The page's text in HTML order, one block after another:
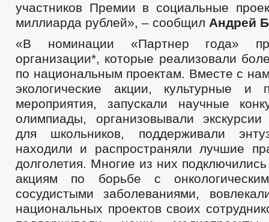
участников Премии в социальные
миллиарда рублей», – сообщил Андрей
«В номинации «Партнер года»
организации*, которые реализовали
по национальным проектам. Вместе с
экологические акции, культурные и
мероприятия, запускали научные
олимпиады, организовывали
для школьников, поддерживали
находили и распространяли лучшие
долголетия. Многие из них
акциям по борьбе с
сосудистыми заболеваниями,
национальных проектов своих